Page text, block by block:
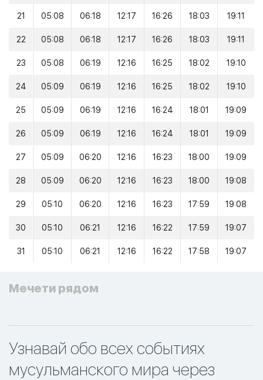
21 05:08 06:18 12:17 16:26 18:03 19:11
22 05:08 06:18 12:17 16:26 18:03 19:11
23 05:08 06:19 12:16 16:25 18:02 19:10
24 05:09 06:19 12:16 16:25 18:02 19:10
25 05:09 06:19 12:16 16:24 18:01 19:09
26 05:09 06:19 12:16 16:24 18:01 19:09
27 05:09 06:20 12:16 16:23 18:00 19:09
28 05:09 06:20 12:16 16:23 18:00 19:08
29 05:10 06:20 12:16 16:23 17:59 19:08
30 05:10 06:21 12:16 16:22 17:59 19:07
31 05:10 06:21 12:16 16:22 17:58 19:07
Мечети рядом
Узнавай обо всех событиях
мусульманского мира через